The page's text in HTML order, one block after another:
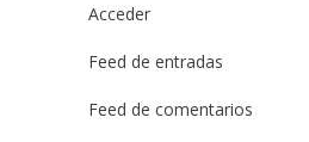
Acceder
Feed de entradas
Feed de comentarios